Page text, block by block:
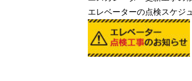
エレベーターの点検スケジ